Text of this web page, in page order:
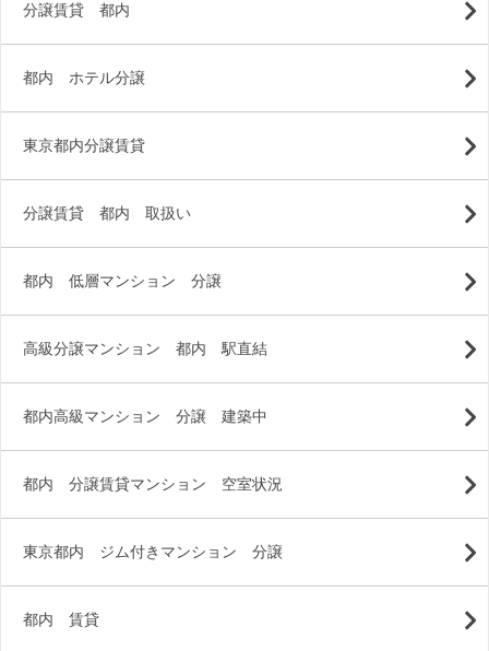
分譲賃貸 都内
都内 ホテル分譲
東京都内分譲賃貸
分譲賃貸 都内 取扱い
都内 低層マンション 分譲
高級分譲マンション 都内 駅直結
都内高級マンション 分譲 建築中
都内 分譲賃貸マンション 空室状況
東京都内 ジム付きマンション 分譲
都内 賃貸